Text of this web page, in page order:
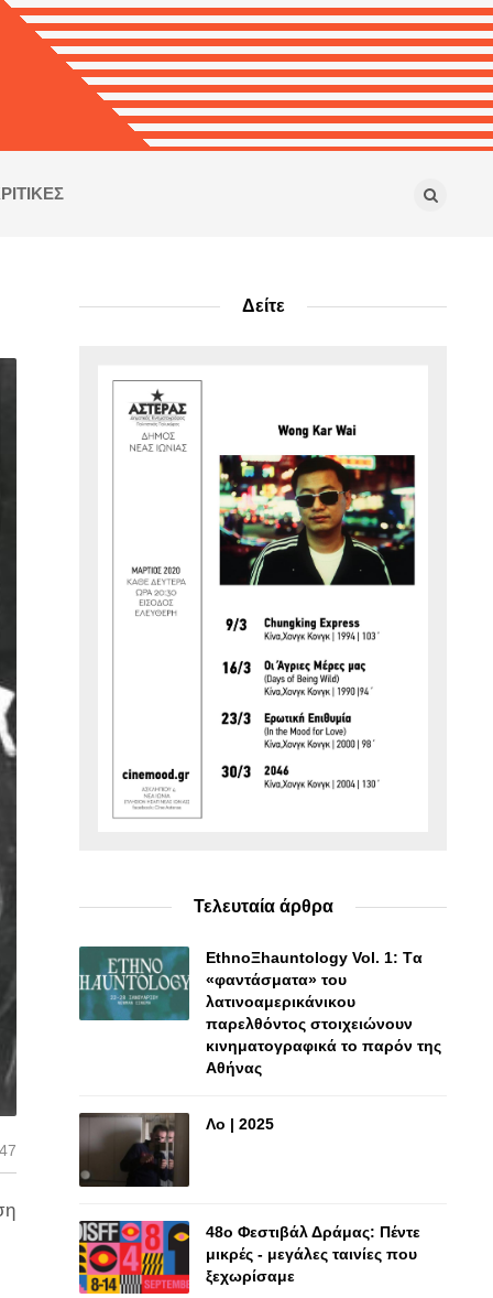
Δείτε
Τελευταία άρθρα
EthnoΞhauntology Vol. 1: Tα
«φαντάσματα» του
λατινοαμερικάνικου
παρελθόντος στοιχειώνουν
κινηματογραφικά το παρόν της
Αθήνας
Λο | 2025
48o Φεστιβάλ Δράμας: Πέντε
μικρές - μεγάλες ταινίες που
ξεχωρίσαμε